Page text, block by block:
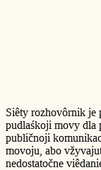
Siêty rozhovôrnik je
pudlaśkoji movy dla
publičnoji
movoju, abo
nedostatočne